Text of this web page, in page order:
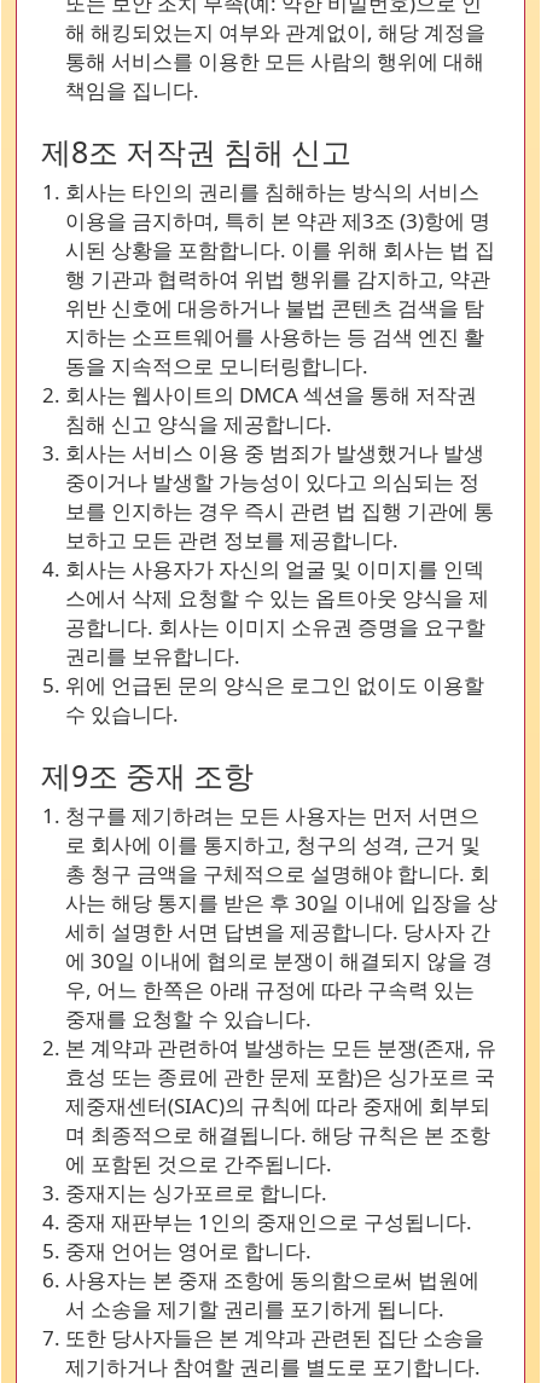
해 해킹되었는지 여부와 관계없이, 해당 계정을
통해 서비스를 이용한 모든 사람의 행위에 대해
책임을 집니다.
제8조 저작권 침해 신고
회사는 타인의 권리를 침해하는 방식의 서비스
이용을 금지하며, 특히 본 약관 제3조 (3)항에 명
시된 상황을 포함합니다. 이를 위해 회사는 법 집
행 기관과 협력하여 위법 행위를 감지하고, 약관
위반 신호에 대응하거나 불법 콘텐츠 검색을 탐
지하는 소프트웨어를 사용하는 등 검색 엔진 활
동을 지속적으로 모니터링합니다.
회사는 웹사이트의 DMCA 섹션을 통해 저작권
침해 신고 양식을 제공합니다.
회사는 서비스 이용 중 범죄가 발생했거나 발생
중이거나 발생할 가능성이 있다고 의심되는 정
보를 인지하는 경우 즉시 관련 법 집행 기관에 통
보하고 모든 관련 정보를 제공합니다.
회사는 사용자가 자신의 얼굴 및 이미지를 인덱
스에서 삭제 요청할 수 있는 옵트아웃 양식을 제
공합니다. 회사는 이미지 소유권 증명을 요구할
권리를 보유합니다.
위에 언급된 문의 양식은 로그인 없이도 이용할
수 있습니다.
제9조 중재 조항
청구를 제기하려는 모든 사용자는 먼저 서면으
로 회사에 이를 통지하고, 청구의 성격, 근거 및
총 청구 금액을 구체적으로 설명해야 합니다. 회
사는 해당 통지를 받은 후 30일 이내에 입장을 상
세히 설명한 서면 답변을 제공합니다. 당사자 간
에 30일 이내에 협의로 분쟁이 해결되지 않을 경
우, 어느 한쪽은 아래 규정에 따라 구속력 있는
중재를 요청할 수 있습니다.
본 계약과 관련하여 발생하는 모든 분쟁(존재, 유
효성 또는 종료에 관한 문제 포함)은 싱가포르 국
제중재센터(SIAC)의 규칙에 따라 중재에 회부되
며 최종적으로 해결됩니다. 해당 규칙은 본 조항
에 포함된 것으로 간주됩니다.
중재지는 싱가포르로 합니다.
중재 재판부는 1인의 중재인으로 구성됩니다.
중재 언어는 영어로 합니다.
사용자는 본 중재 조항에 동의함으로써 법원에
서 소송을 제기할 권리를 포기하게 됩니다.
또한 당사자들은 본 계약과 관련된 집단 소송을
제기하거나 참여할 권리를 별도로 포기합니다.